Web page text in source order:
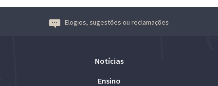
Elogios, sugestões ou reclamações
Notícias
Ensino